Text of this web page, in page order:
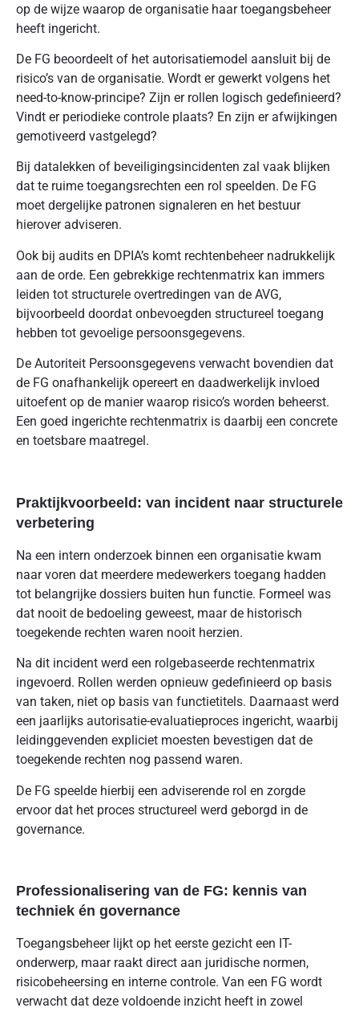
op de wijze waarop de organisatie haar toegangsbeheer
heeft ingericht.
De FG beoordeelt of het autorisatiemodel aansluit bij de
risico’s van de organisatie. Wordt er gewerkt volgens het
need-to-know-principe? Zijn er rollen logisch gedefinieerd?
Vindt er periodieke controle plaats? En zijn er afwijkingen
gemotiveerd vastgelegd?
Bij datalekken of beveiligingsincidenten zal vaak blijken
dat te ruime toegangsrechten een rol speelden. De FG
moet dergelijke patronen signaleren en het bestuur
hierover adviseren.
Ook bij audits en DPIA’s komt rechtenbeheer nadrukkelijk
aan de orde. Een gebrekkige rechtenmatrix kan immers
leiden tot structurele overtredingen van de AVG,
bijvoorbeeld doordat onbevoegden structureel toegang
hebben tot gevoelige persoonsgegevens.
De Autoriteit Persoonsgegevens verwacht bovendien dat
de FG onafhankelijk opereert en daadwerkelijk invloed
uitoefent op de manier waarop risico’s worden beheerst.
Een goed ingerichte rechtenmatrix is daarbij een concrete
en toetsbare maatregel.
Praktijkvoorbeeld: van incident naar structurele
verbetering
Na een intern onderzoek binnen een organisatie kwam
naar voren dat meerdere medewerkers toegang hadden
tot belangrijke dossiers buiten hun functie. Formeel was
dat nooit de bedoeling geweest, maar de historisch
toegekende rechten waren nooit herzien.
Na dit incident werd een rolgebaseerde rechtenmatrix
ingevoerd. Rollen werden opnieuw gedefinieerd op basis
van taken, niet op basis van functietitels. Daarnaast werd
een jaarlijks autorisatie-evaluatieproces ingericht, waarbij
leidinggevenden expliciet moesten bevestigen dat de
toegekende rechten nog passend waren.
De FG speelde hierbij een adviserende rol en zorgde
ervoor dat het proces structureel werd geborgd in de
governance.
Professionalisering van de FG: kennis van
techniek én governance
Toegangsbeheer lijkt op het eerste gezicht een IT-
onderwerp, maar raakt direct aan juridische normen,
risicobeheersing en interne controle. Van een FG wordt
verwacht dat deze voldoende inzicht heeft in zowel